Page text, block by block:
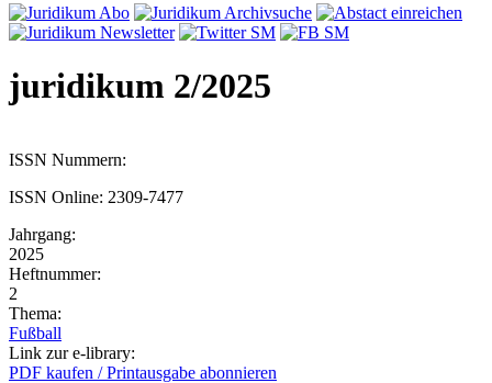
juridikum 2/2025
ISSN Nummern:
ISSN Online: 2309-7477
Jahrgang:
2025
Heftnummer:
2
Thema:
Fußball
Link zur e-library:
PDF kaufen / Printausgabe abonnieren